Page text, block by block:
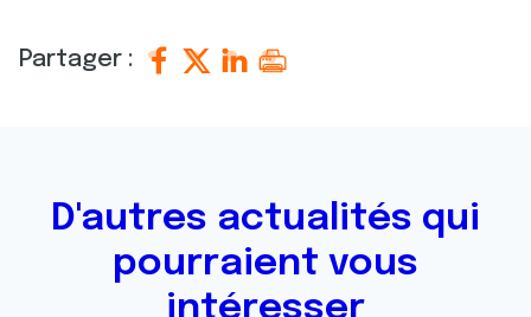
Partager :
D'autres actualités qui
pourraient vous